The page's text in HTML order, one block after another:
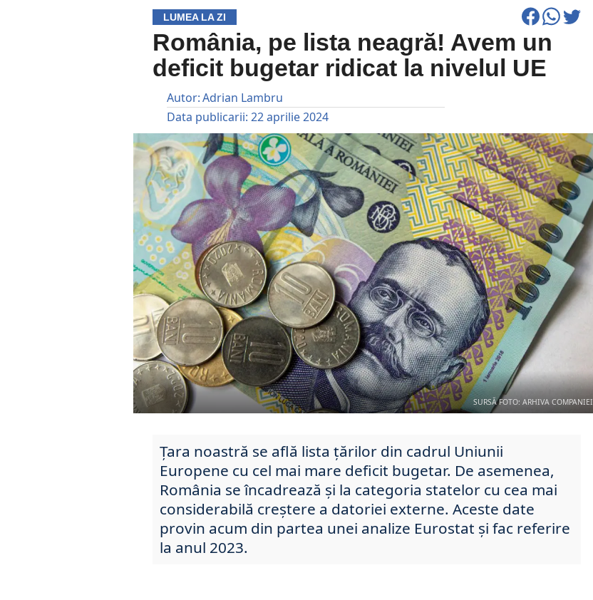
LUMEA LA ZI
România, pe lista neagră! Avem un
deficit bugetar ridicat la nivelul UE
Autor:Adrian Lambru
Data publicarii: 22 aprilie 2024
SURSĂ FOTO: ARHIVA COMPANIEI
Țara noastră se află lista țărilor din cadrul Uniunii
Europene cu cel mai mare deficit bugetar. De asemenea,
România se încadrează și la categoria statelor cu cea mai
considerabilă creștere a datoriei externe. Aceste date
provin acum din partea unei analize Eurostat și fac referire
la anul 2023.